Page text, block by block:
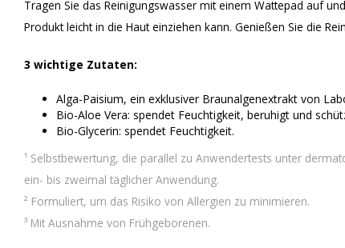
Tragen Sie das Reinigungswasser mit einem Wattepad auf
Produkt leicht in die Haut einziehen kann. Genießen Sie die
3 wichtige Zutaten:
Alga-Paisium, ein exklusiver Braunalgenextrakt von
Bio-Aloe Vera: spendet Feuchtigkeit, beruhigt und
Bio-Glycerin: spendet Feuchtigkeit.
¹ Selbstbewertung, die parallel zu Anwendertests unter
ein- bis zweimal täglicher Anwendung.
² Formuliert, um das Risiko von Allergien zu minimieren.
³ Mit Ausnahme von Frühgeborenen.